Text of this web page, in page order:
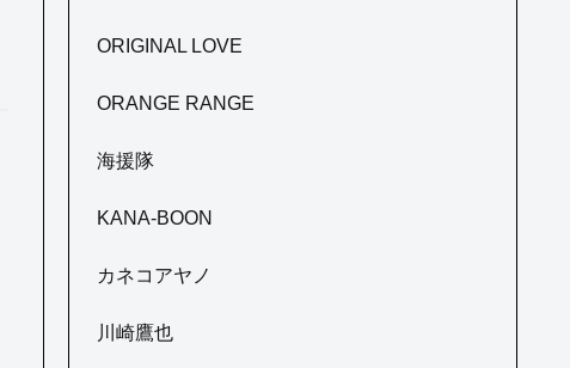
ORIGINAL LOVE
ORANGE RANGE
海援隊
KANA-BOON
カネコアヤノ
川崎鷹也